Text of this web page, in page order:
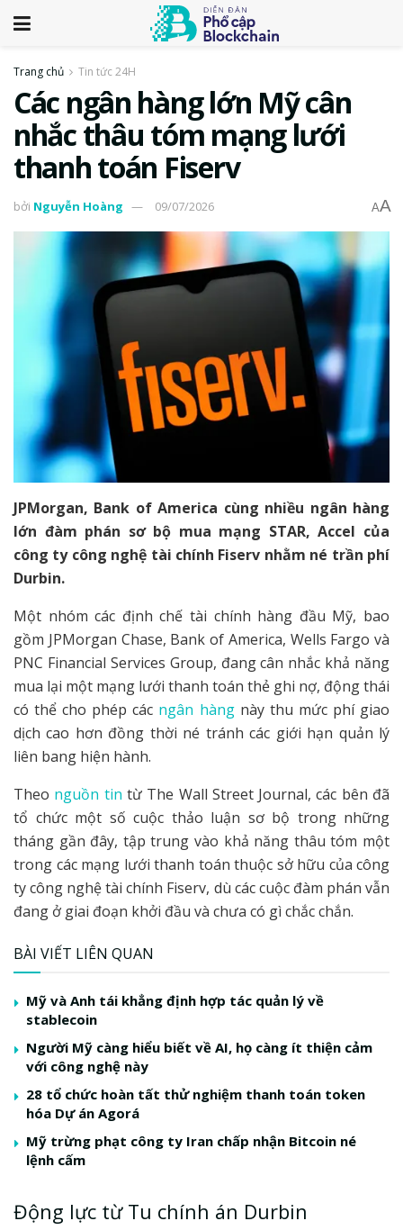
Trang chủ Tin tức 24H
Các ngân hàng lớn Mỹ cân
nhắc thâu tóm mạng lưới
thanh toán Fiserv
bởi Nguyễn Hoàng 09/07/2026 AA
JPMorgan, Bank of America cùng nhiều ngân hàng
lớn đàm phán sơ bộ mua mạng STAR, Accel của
công ty công nghệ tài chính Fiserv nhằm né trần phí
Durbin.
Một nhóm các định chế tài chính hàng đầu Mỹ, bao
gồm JPMorgan Chase, Bank of America, Wells Fargo và
PNC Financial Services Group, đang cân nhắc khả năng
mua lại một mạng lưới thanh toán thẻ ghi nợ, động thái
có thể cho phép các ngân hàngnày thu mức phí giao
dịch cao hơn đồng thời né tránh các giới hạn quản lý
liên bang hiện hành.
Theo nguồn tin từ The Wall Street Journal, các bên đã
tổ chức một số cuộc thảo luận sơ bộ trong những
tháng gần đây, tập trung vào khả năng thâu tóm một
trong các mạng lưới thanh toán thuộc sở hữu của công
ty công nghệ tài chính Fiserv, dù các cuộc đàm phán vẫn
đang ở giai đoạn khởi đầu và chưa có gì chắc chắn.
BÀI VIẾT LIÊN QUAN
Mỹ và Anh tái khẳng định hợp tác quản lý về
stablecoin
Người Mỹ càng hiểu biết về AI, họ càng ít thiện cảm
với công nghệ này
28 tổ chức hoàn tất thử nghiệm thanh toán token
hóa Dự án Agorá
Mỹ trừng phạt công ty Iran chấp nhận Bitcoin né
lệnh cấm
Động lực từ Tu chính án Durbin